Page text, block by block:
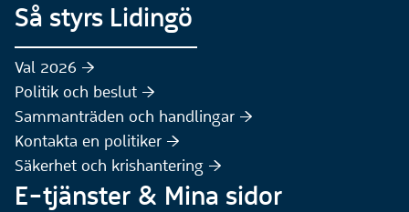
Så styrs Lidingö
Val 2026 :höger:
Politik och beslut :höger:
Sammanträden och handlingar :höger:
Kontakta en politiker :höger:
Säkerhet och krishantering :höger:
E-tjänster & Mina sidor